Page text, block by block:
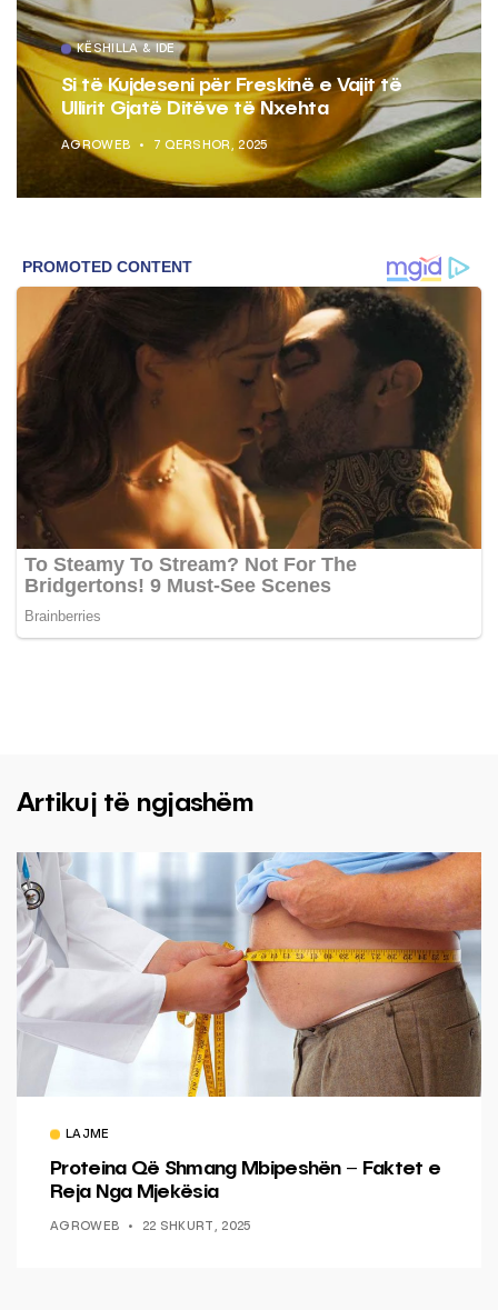
KËSHILLA & IDE
Si të Kujdeseni për Freskinë e Vajit të
Ullirit Gjatë Ditëve të Nxehta
AGROWEB 7 QERSHOR, 2025
Artikuj të ngjashëm
LAJME
Proteina Që Shmang Mbipeshën – Faktet e
Reja Nga Mjekësia
AGROWEB 22 SHKURT, 2025